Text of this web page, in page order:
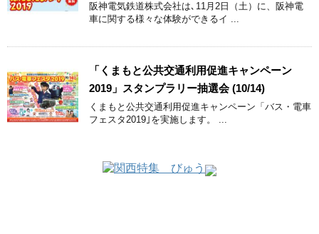
阪神電気鉄道株式会社は､11月2日（土）に、阪神電
車に関する様々な体験ができるイ ...
「くまもと公共交通利用促進キャンペーン
2019」スタンプラリー抽選会 (10/14)
くまもと公共交通利用促進キャンペーン「バス・電車
フェスタ2019｣を実施します。 ...